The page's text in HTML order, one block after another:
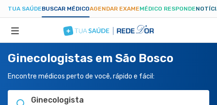
TUA SAÚDEBUSCAR MÉDICOAGENDAR EXAMEMÉDICO RESPONDE
ESPECIALIDADES
HOSPITAIS
Ginecologistas em São Bosco
Encontre médicos perto de você, rápido e fácil:
Ginecologista